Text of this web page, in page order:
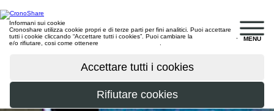
MENU
Informani sui cookie
Cronoshare utilizza cookie propri e di terze parti per fini analitici. Puoi accettare
tutti i cookie cliccando “Accettare tutti i cookies”. Puoi cambiare la
e/o rifiutare, cosi come ottenere